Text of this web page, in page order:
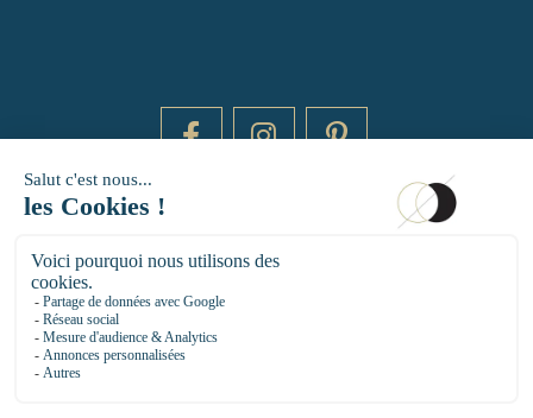
14 RUE DE BRETAGNE - 75003 PARIS